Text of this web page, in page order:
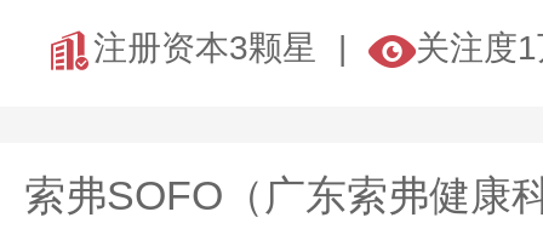
注册资本3颗星
关注度
索弗SOFO（广东索弗健康